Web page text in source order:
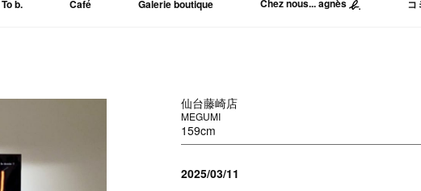
To b. Café Galerie boutique Chez nous... agnès コ
仙台藤崎店
MEGUMI
159cm
2025/03/11